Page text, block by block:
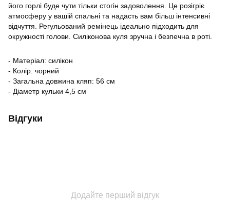
його горлі буде чути тільки стогін задоволення. Це розігріє
атмосферу у вашій спальні та надасть вам більш інтенсивні
відчуття. Регульований ремінець ідеально підходить для
окружності голови. Силіконова куля зручна і безпечна в роті.
- Матеріал: силікон
- Колір: чорний
- Загальна довжина кляп: 56 см
- Діаметр кульки 4,5 см
Відгуки
Додайте перший відгук